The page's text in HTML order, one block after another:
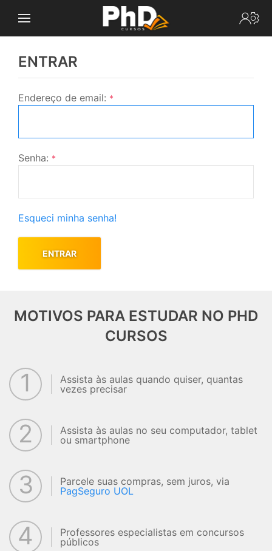
ENTRAR
Endereço de email: *
Senha: *
Esqueci minha senha!
ENTRAR
MOTIVOS PARA ESTUDAR NO PHD
CURSOS
1
Assista às aulas quando quiser, quantas
vezes precisar
2
Assista às aulas no seu computador, tablet
ou smartphone
3
Parcele suas compras, sem juros, via
PagSeguro UOL
4
Professores especialistas em concursos
públicos